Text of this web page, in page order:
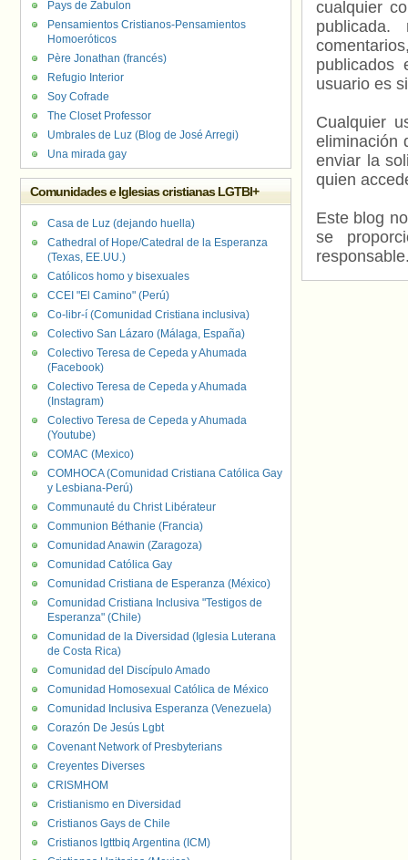
cualquier
usuario es
Cualquier
eliminación
enviar la
quien
Este blog
se
Pays de Zabulon
Pensamientos Cristianos-Pensamientos
Homoeróticos
Père Jonathan (francés)
Refugio Interior
Soy Cofrade
The Closet Professor
Umbrales de Luz (Blog de José Arregi)
Una mirada gay
Comunidades e Iglesias cristianas LGTBI+
Casa de Luz (dejando huella)
Cathedral of Hope/Catedral de la Esperanza
(Texas, EE.UU.)
Católicos homo y bisexuales
CCEI "El Camino" (Perú)
Co-libr-í (Comunidad Cristiana inclusiva)
Colectivo San Lázaro (Málaga, España)
Colectivo Teresa de Cepeda y Ahumada
(Facebook)
Colectivo Teresa de Cepeda y Ahumada
(Instagram)
Colectivo Teresa de Cepeda y Ahumada
(Youtube)
COMAC (Mexico)
COMHOCA (Comunidad Cristiana Católica Gay
y Lesbiana-Perú)
Communauté du Christ Libérateur
Communion Béthanie (Francia)
Comunidad Anawin (Zaragoza)
Comunidad Católica Gay
Comunidad Cristiana de Esperanza (México)
Comunidad Cristiana Inclusiva "Testigos de
Esperanza" (Chile)
Comunidad de la Diversidad (Iglesia Luterana
de Costa Rica)
Comunidad del Discípulo Amado
Comunidad Homosexual Católica de México
Comunidad Inclusiva Esperanza (Venezuela)
Corazón De Jesús Lgbt
Covenant Network of Presbyterians
Creyentes Diverses
CRISMHOM
Cristianismo en Diversidad
Cristianos Gays de Chile
Cristianos lgttbiq Argentina (ICM)